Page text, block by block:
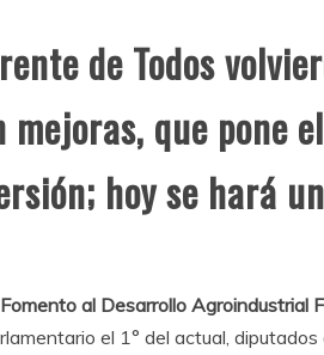
de Todos
que pone
hoy se hará
al Desarrollo Agroindustrial
el 1° del actual,